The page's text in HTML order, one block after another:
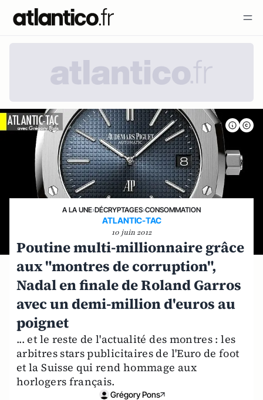
A LA UNE›DÉCRYPTAGES›CONSOMMATION
ATLANTIC-TAC
10 juin 2012
Poutine multi-millionnaire grâce
aux "montres de corruption",
Nadal en finale de Roland Garros
avec un demi-million d'euros au
poignet
... et le reste de l'actualité des montres : les
arbitres stars publicitaires de l'Euro de foot
et la Suisse qui rend hommage aux
horlogers français.
Grégory Pons